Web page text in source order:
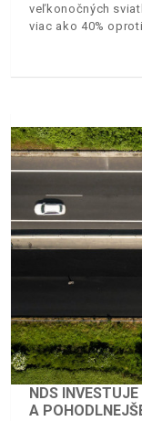
veľkonočných
viac ako 40%
NDS
A